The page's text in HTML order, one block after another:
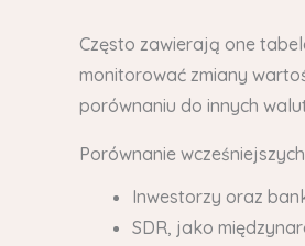
Często zawierają one
monitorować zmiany
porównaniu do innych
Porównanie
Inwestorzy oraz
SDR, jako